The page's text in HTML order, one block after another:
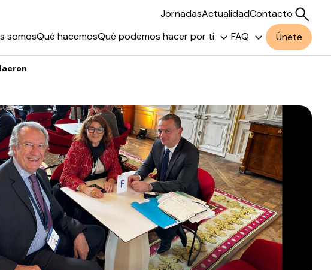
JornadasActualidadContacto
somosQué hacemosQué podemos hacer por ti FAQ Únete
Buscar